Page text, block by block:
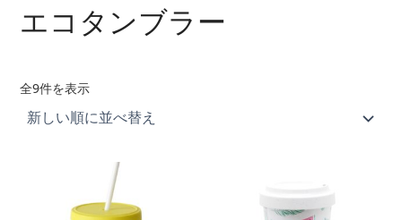
エコタンブラー
全9件を表示新
い
順